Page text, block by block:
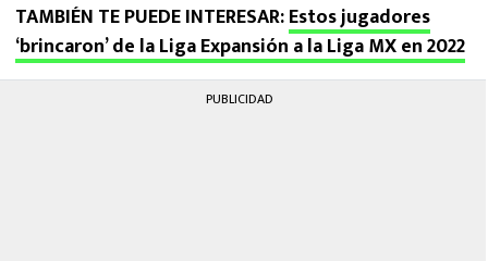
TAMBIÉN TE PUEDE INTERESAR:Estos jugadores
‘brincaron’ de la Liga Expansión a la Liga MX en 2022
PUBLICIDAD